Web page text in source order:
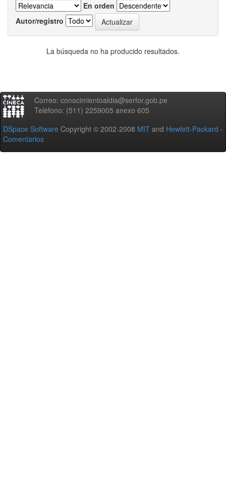
En orden
Autor/registro
La búsqueda no ha producido resultados.
Correo: conocimientoaldia@serfor.gob.pe
Teléfono: (511) 2259005 anexo 605
DSpace Software Copyright © 2002-2008 MIT and Hewlett-Packard -
Comentarios